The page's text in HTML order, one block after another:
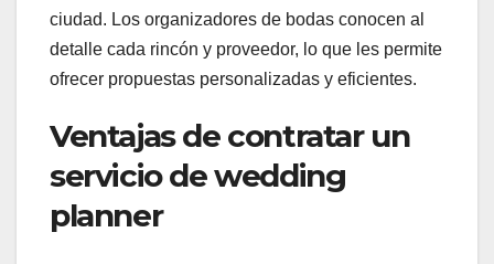
ciudad. Los organizadores de bodas conocen al
detalle cada rincón y proveedor, lo que les permite
ofrecer propuestas personalizadas y eficientes.
Ventajas de contratar un
servicio de wedding
planner